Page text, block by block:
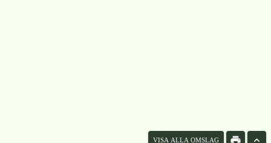
VISA ALLA OMSLAG